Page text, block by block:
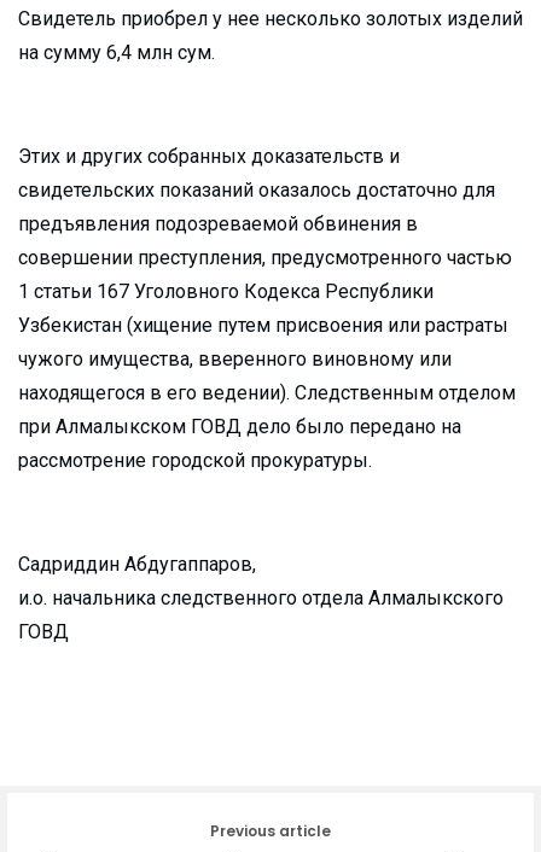
Свидетель приобрел у нее несколько золотых изделий
на сумму 6,4 млн сум.
Этих и других собранных доказательств и
свидетельских показаний оказалось достаточно для
предъявления подозреваемой обвинения в
совершении преступления, предусмотренного частью
1 статьи 167 Уголовного Кодекса Республики
Узбекистан (хищение путем присвоения или растраты
чужого имущества, вверенного виновному или
находящегося в его ведении). Следственным отделом
при Алмалыкском ГОВД дело было передано на
рассмотрение городской прокуратуры.
Садриддин Абдугаппаров,
и.о. начальника следственного отдела Алмалыкского
ГОВД
Previous article